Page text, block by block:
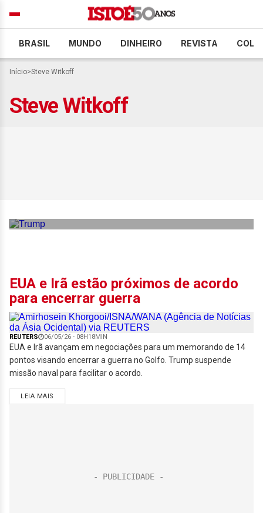
BRASIL MUNDO DINHEIRO REVISTA
Início>Steve Witkoff
Steve Witkoff
EUA e Irã estão próximos de acordo
para encerrar guerra
REUTERS 06/05/26 - 08H18MIN
EUA e Irã avançam em negociações para um memorando de 14
pontos visando encerrar a guerra no Golfo. Trump suspende
missão naval para facilitar o acordo.
LEIA MAIS